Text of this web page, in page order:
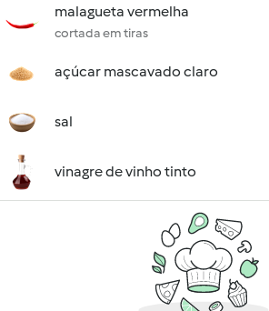
malagueta vermelha
cortada em tiras
açúcar mascavado claro
sal
vinagre de vinho tinto